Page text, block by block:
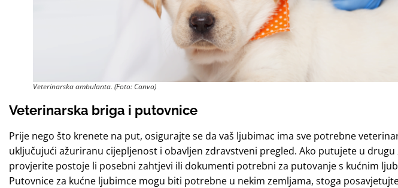
Veterinarska ambulanta. (Foto: Canva)
Veterinarska briga i putovnice
Prije nego što krenete na put, osigurajte se da vaš ljubimac ima sve potrebne
uključujući ažuriranu cijepljenost i obavljen zdravstveni pregled. Ako putujete u drugu
provjerite postoje li posebni zahtjevi ili dokumenti potrebni za putovanje s kućnim
Putovnice za kućne ljubimce mogu biti potrebne u nekim zemljama, stoga